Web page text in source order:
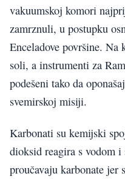
vakuumskoj komori
zamrznuli, u postupku
Enceladove površine. Na
soli, a instrumenti za
podešeni tako da
svemirskoj misiji.
Karbonati su kemijski
dioksid reagira s vodom
proučavaju karbonate jer